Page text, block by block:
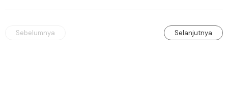
Sebelumnya Selanjutnya